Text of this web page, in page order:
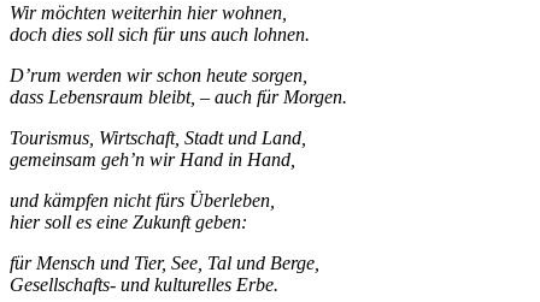
Wir möchten weiterhin hier wohnen,
doch dies soll sich für uns auch lohnen.
D’rum werden wir schon heute sorgen,
dass Lebensraum bleibt, – auch für Morgen.
Tourismus, Wirtschaft, Stadt und Land,
gemeinsam geh’n wir Hand in Hand,
und kämpfen nicht fürs Überleben,
hier soll es eine Zukunft geben:
für Mensch und Tier, See, Tal und Berge,
Gesellschafts- und kulturelles Erbe.